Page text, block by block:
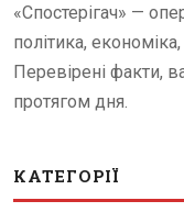
«Спостерігач» —
політика, економіка,
Перевірені факти,
протягом дня.
КАТЕГОРІЇ